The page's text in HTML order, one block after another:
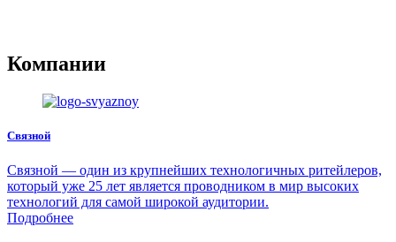
Компании
Связной
Связной — один из крупнейших технологичных ритейлеров,
который уже 25 лет является проводником в мир высоких
технологий для самой широкой аудитории.
Подробнее